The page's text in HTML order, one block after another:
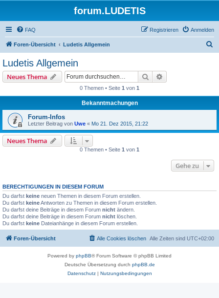
forum.LUDETIS
FAQ Anmelden
Registrieren
Foren-Übersicht Ludetis Allgemein
Ludetis Allgemein
Neues Thema Suche
0 Themen • Seite 1 von 1
Bekanntmachungen
Forum-Infos
Letzter Beitrag von Uwe « Mo 21. Dez 2015, 21:22
Neues Thema
0 Themen • Seite 1 von 1
Gehe zu
BERECHTIGUNGEN IN DIESEM FORUM
Du darfst keine neuen Themen in diesem Forum erstellen.
Du darfst keineAntworten zu Themen in diesem Forum erstellen.
Du darfst deine Beiträge in diesem Forum nicht ändern.
Du darfst deine Beiträge in diesem Forum nicht löschen.
Du darfst keine Dateianhänge in diesem Forum erstellen.
Foren-Übersicht Alle Zeiten sind UTC+02:00
Alle Cookies löschen
Powered by phpBB® Forum Software © phpBB Limited
Deutsche Übersetzung durch phpBB.de
Datenschutz| Nutzungsbedingungen